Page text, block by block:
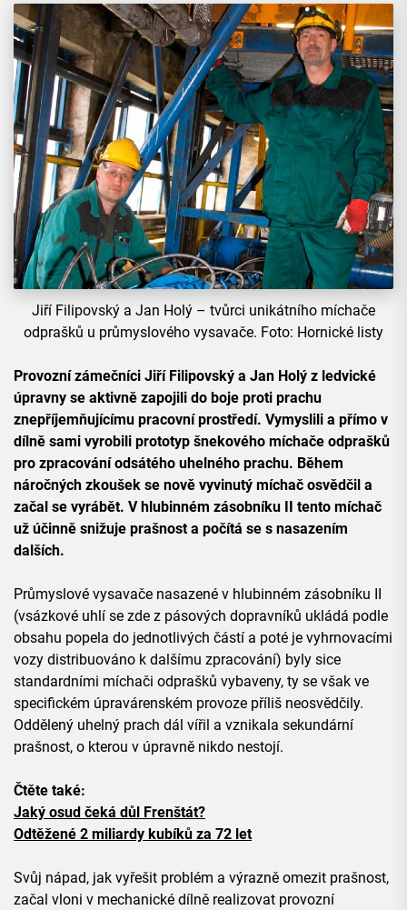
Jiří Filipovský a Jan Holý – tvůrci unikátního míchače
odprašků u průmyslového vysavače. Foto: Hornické listy
Provozní zámečníci Jiří Filipovský a Jan Holý z ledvické
úpravny se aktivně zapojili do boje proti prachu
znepříjemňujícímu pracovní prostředí. Vymyslili a přímo v
dílně sami vyrobili prototyp šnekového míchače odprašků
pro zpracování odsátého uhelného prachu. Během
náročných zkoušek se nově vyvinutý míchač osvědčil a
začal se vyrábět. V hlubinném zásobníku II tento míchač
už účinně snižuje prašnost a počítá se s nasazením
dalších.
Průmyslové vysavače nasazené v hlubinném zásobníku II
(vsázkové uhlí se zde z pásových dopravníků ukládá podle
obsahu popela do jednotlivých částí a poté je vyhrnovacími
vozy distribuováno k dalšímu zpracování) byly sice
standardními míchači odprašků vybaveny, ty se však ve
specifickém úpravárenském provoze příliš neosvědčily.
Oddělený uhelný prach dál vířil a vznikala sekundární
prašnost, o kterou v úpravně nikdo nestojí.
Čtěte také:
Jaký osud čeká důl Frenštát?
Odtěžené 2 miliardy kubíků za 72 let
Svůj nápad, jak vyřešit problém a výrazně omezit prašnost,
začal vloni v mechanické dílně realizovat provozní